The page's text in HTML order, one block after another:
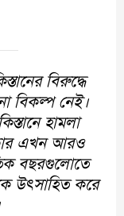
বিরুদ্ধে
বিকল্প নেই।
হামলা
এখন আরও
বছরগুলোতে
উৎসাহিত করে